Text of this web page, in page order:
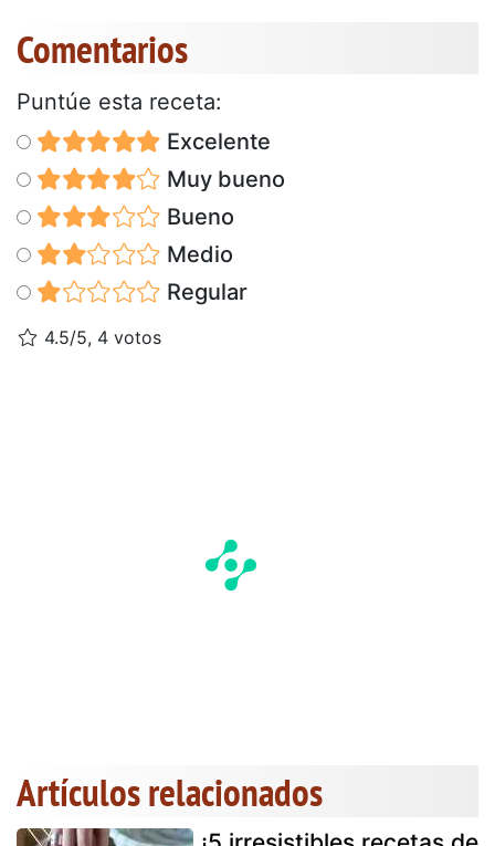
Comentarios
Puntúe esta receta:
Excelente
Muy bueno
Bueno
Medio
Regular
4.5/5, 4 votos
Artículos relacionados